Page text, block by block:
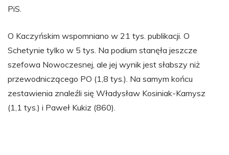
PiS.
O Kaczyńskim wspomniano w 21 tys. publikacji. O
Schetynie tylko w 5 tys. Na podium stanęła jeszcze
szefowa Nowoczesnej, ale jej wynik jest słabszy niż
przewodniczącego PO (1,8 tys.). Na samym końcu
zestawienia znaleźli się Władysław Kosiniak-Kamysz
(1,1 tys.) i Paweł Kukiz (860).